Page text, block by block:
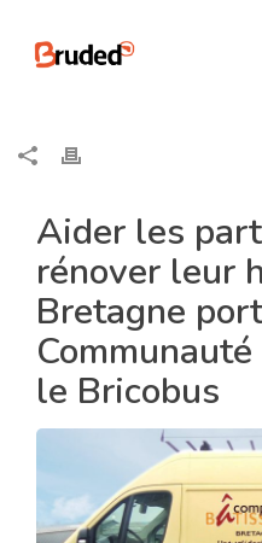
Aider les
rénover leur
Bretagne
le Bricobus